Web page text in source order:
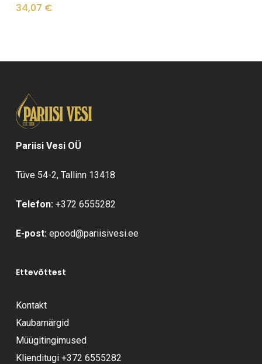
34,07 €
Pariisi Vesi OÜ
Tüve 54-2, Tallinn 13418
Telefon: +372 6555282
E-post: epood@pariisivesi.ee
Ettevõttest
Kontakt
Kaubamärgid
Müügitingimused
Klienditugi +372 6555282